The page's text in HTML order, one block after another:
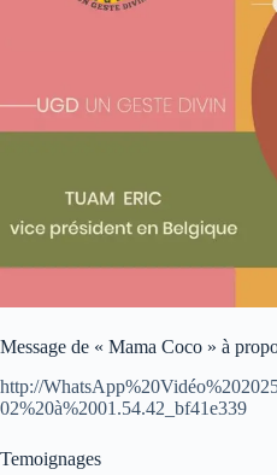
Message de « Mama Coco » à
http://
02%20à%2001.54.42_bf41e339
Temoignages